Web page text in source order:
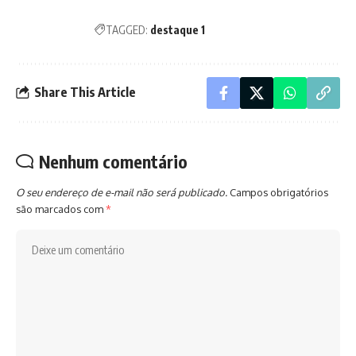
TAGGED: destaque 1
Share This Article
Nenhum comentário
O seu endereço de e-mail não será publicado. Campos obrigatórios
são marcados com*